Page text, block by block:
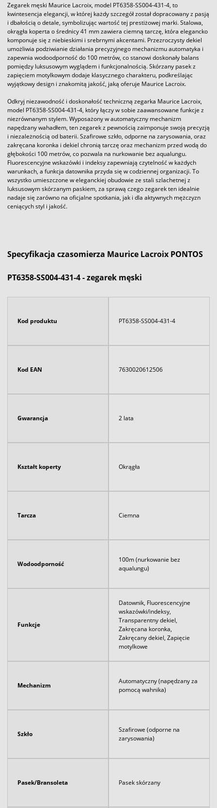
Zegarek męski Maurice Lacroix, model PT6358-SS004-431-4, to
kwintesencja elegancji, w której każdy szczegół został dopracowany z pasją
i dbałością o detale, symbolizując wartość tej prestiżowej marki. Stalowa,
okrągła koperta o średnicy 41 mm zawiera ciemną tarczę, która elegancko
komponuje się z niebieskimi i srebrnymi akcentami. Przezroczysty dekiel
umożliwia podziwianie działania precyzyjnego mechanizmu automatyka i
zapewnia wodoodporność do 100 metrów, co stanowi doskonały balans
pomiędzy luksusowym wyglądem i funkcjonalnością. Skórzany pasek z
zapięciem motylkowym dodaje klasycznego charakteru, podkreślając
wyjątkowy design i znakomitą jakość, jaką oferuje Maurice Lacroix.
Odkryj niezawodność i doskonałość techniczną zegarka Maurice Lacroix,
model PT6358-SS004-431-4, który łączy w sobie zaawansowane funkcje z
niezrównanym stylem. Wyposażony w automatyczny mechanizm
napędzany wahadłem, ten zegarek z pewnością zaimponuje swoją precyzją
i niezależnością od baterii. Szafirowe szkło, odporne na zarysowania, oraz
zakręcana koronka i dekiel chronią tarczę oraz mechanizm przed wodą do
głębokości 100 metrów, co pozwala na nurkowanie bez aqualungu.
Fluorescencyjne wskazówki i indeksy zapewniają czytelność w każdych
warunkach, a funkcja datownika przyda się w codziennej organizacji. To
wszystko umieszczone w eleganckiej obudowie ze stali szlachetnej z
luksusowym skórzanym paskiem, za sprawą czego zegarek ten idealnie
nadaje się zarówno na oficjalne spotkania, jak i dla aktywnych mężczyzn
ceniących styl i jakość.
Specyfikacja czasomierza Maurice Lacroix PONTOS
PT6358-SS004-431-4 - zegarek męski
Kod produktu PT6358-SS004-431-4
Kod EAN 7630020612506
Gwarancja 2 lata
Kształt koperty Okrągła
Tarcza Ciemna
Wodoodporność
100m (nurkowanie bez
aqualungu)
Funkcje
Datownik, Fluorescencyjne
wskazówki/indeksy,
Transparentny dekiel,
Zakręcana koronka,
Zakręcany dekiel, Zapięcie
motylkowe
Mechanizm
Automatyczny (napędzany za
pomocą wahnika)
Szkło
Szafirowe (odporne na
zarysowania)
Pasek/Bransoleta Pasek skórzany